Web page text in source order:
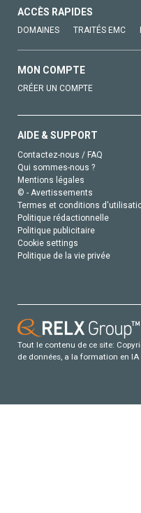
ACCÈS RAPIDES
DOMAINES TRAITÉS EMC
MON COMPTE
CRÉER UN COMPTE
AIDE & SUPPORT
Contactez-nous / FAQ
Qui sommes-nous ?
Mentions légales
© - Avertissements
Termes et conditions
Politique rédactionnelle
Politique publicitaire
Cookie settings
Politique de la vie privée
Tout le contenu de ce site:
de données, a la formation en